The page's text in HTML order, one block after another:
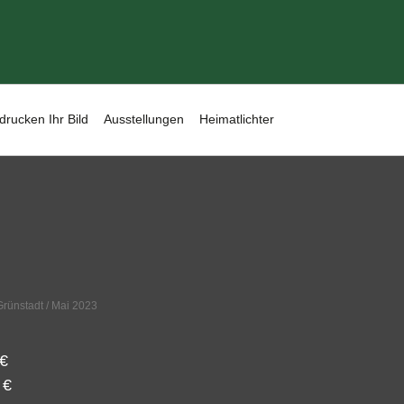
Ihr Bild Ausstellungen Heimatlichter
/ Mai 2023
€
€